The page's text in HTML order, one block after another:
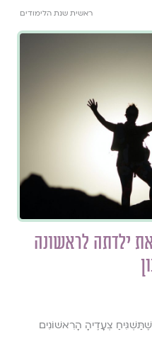
ראשית שנת הלימודים
ילדתה לראשונה
צְעָדֶיהָ הָרִאשׁוֹנִים